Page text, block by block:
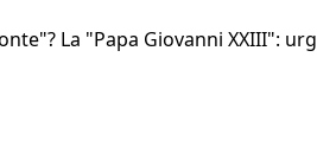
La "Papa Giovanni XXIII":